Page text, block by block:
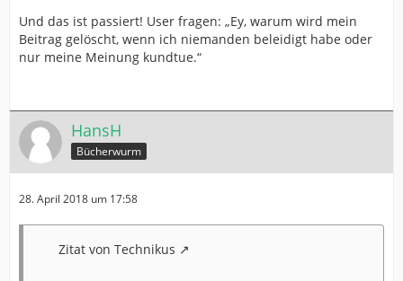
Und das ist passiert! User fragen: „Ey, warum wird mein
Beitrag gelöscht, wenn ich niemanden beleidigt habe oder
nur meine Meinung kundtue.“
HansH
Bücherwurm
28. April 2018 um 17:58
Zitat von Technikus